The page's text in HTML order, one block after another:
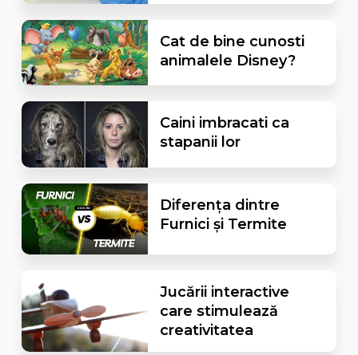
Cat de bine cunosti
animalele Disney?
Caini imbracati ca
stapanii lor
Diferența dintre
Furnici și Termite
Jucării interactive
care stimulează
creativitatea